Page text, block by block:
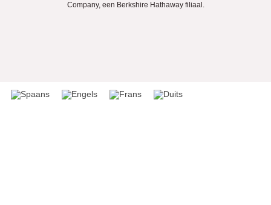
Company, een Berkshire Hathaway filiaal.